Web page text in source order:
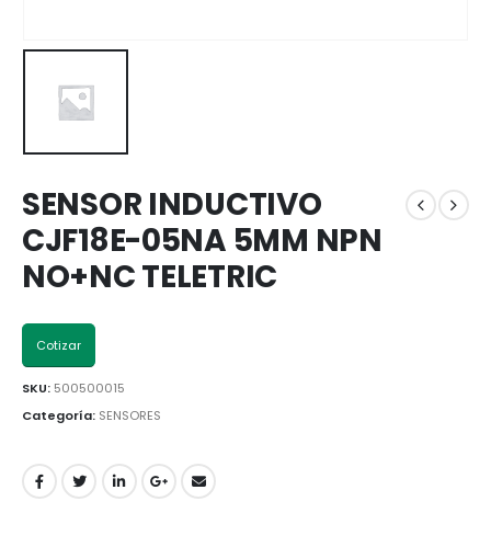
SENSOR INDUCTIVO
CJF18E-05NA 5MM NPN
NO+NC TELETRIC
Cotizar
SKU: 500500015
Categoría: SENSORES